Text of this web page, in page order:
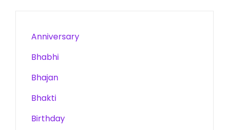
Anniversary
Bhabhi
Bhajan
Bhakti
Birthday